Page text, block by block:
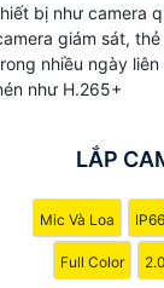
bị như camera
giám sát,
nhiều ngày
như H.265+
LẮP
Mic Và Loa IP66
Full Color